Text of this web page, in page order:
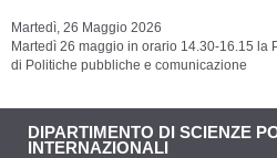
Martedì, 26 Maggio 2026
Martedì 26 maggio in orario 14.30-16.15 la
di Politiche pubbliche e comunicazione
DIPARTIMENTO DI SCIENZE
INTERNAZIONALI